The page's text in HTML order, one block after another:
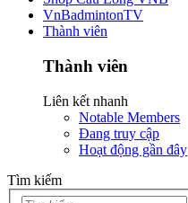
VnBadmintonTV
Thành viên
Thành viên
Liên kết nhanh
Notable Members
Đang truy cập
Hoạt động gần đây
Tìm kiếm